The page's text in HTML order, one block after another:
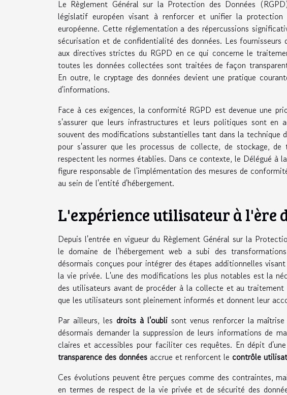
Le Règlement Général sur la Protection des Données
législatif européen visant à renforcer et unifier la
européenne. Cette réglementation a des répercussions
sécurisation et de confidentialité des données. Les
aux directives strictes du RGPD en ce qui concerne le
toutes les données collectées sont traitées de façon
En outre, le cryptage des données devient une pratique
d'informations.
Face à ces exigences, la conformité RGPD est devenue une
s'assurer que leurs infrastructures et leurs politiques sont en
souvent des modifications substantielles tant dans la technique
pour s'assurer que les processus de collecte, de stockage,
respectent les normes établies. Dans ce contexte, le Délégué
figure responsable de l'implémentation des mesures de
au sein de l'entité d'hébergement.
L'expérience utilisateur à l'ère
Depuis l'entrée en vigueur du Règlement Général sur la
le domaine de l'hébergement web a subi des
désormais conçues pour intégrer des étapes additionnelles
la vie privée. L'une des modifications les plus notables est la
des utilisateurs avant de procéder à la collecte et au
que les utilisateurs sont pleinement informés et donnent leur
Par ailleurs, les droits à l'oublisont venus renforcer la
désormais demander la suppression de leurs informations de
claires et accessibles pour faciliter ces requêtes. En dépit
transparence des données accrue et renforcent le contrôle
Ces évolutions peuvent être perçues comme des contraintes,
en termes de respect de la vie privée et de sécurité des